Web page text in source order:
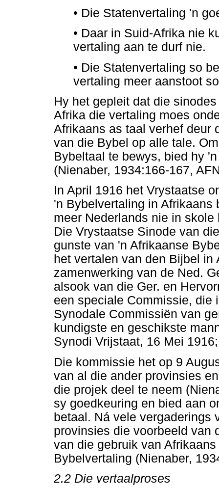
• Die Statenvertaling 'n
• Daar in Suid-Afrika nie
vertaling aan te durf nie.
• Die Statenvertaling so
vertaling meer aanstoot
Hy het gepleit dat die
Afrika die vertaling moes
Afrikaans as taal verhef deur
van die Bybel op alle tale.
Bybeltaal te bewys, bied hy
(Nienaber, 1934:166-167,
In April 1916 het Vrystaatse
'n Bybelvertaling in Afrikaans
meer Nederlands nie in
Die Vrystaatse Sinode van
gunste van 'n Afrikaanse
het vertalen van den Bijbel
zamenwerking van de Ned.
alsook van die Ger. en
een speciale Commissie, die
Synodale Commissiën van
kundigste en geschikste
Synodi Vrijstaat, 16 Mei
Die kommissie het op 9
van al die ander provinsies
die projek deel te neem
sy goedkeuring en bied aan
betaal. Ná vele vergaderings
provinsies die voorbeeld van
van die gebruik van
Bybelvertaling (Nienaber,
2.2 Die vertaalproses